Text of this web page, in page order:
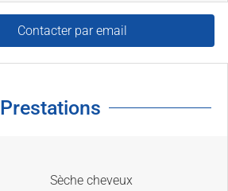
Contacter par email
Prestations
Sèche cheveux